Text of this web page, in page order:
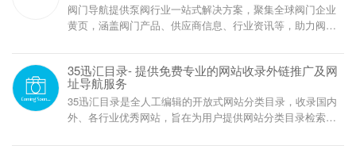
阀门导航提供泵阀行业一站式解决方案，聚集全球阀门企业
黄页，涵盖阀门产品、供应商信息、行业资讯等，助力阀门
www.famendh.com，探索全面的阀门行业资源。
‌35迅汇目录- 提供免费专业的网站收录外链推广及网
址导航服务
‌35迅汇目录是全人工编辑的开放式网站分类目录，收录国内
外、各行业优秀网站，旨在为用户提供网站分类目录检索、